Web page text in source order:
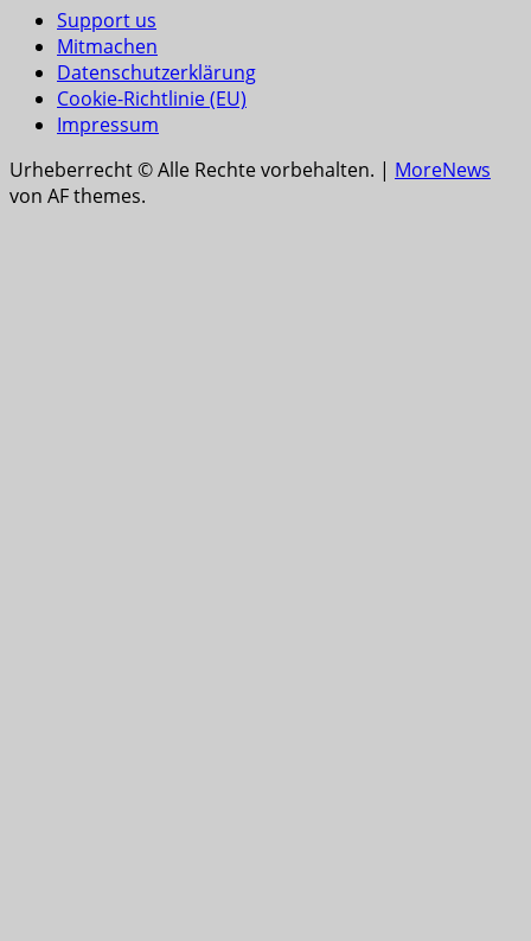
Support us
Mitmachen
Datenschutzerklärung
Cookie-Richtlinie (EU)
Impressum
Urheberrecht © Alle Rechte vorbehalten. | MoreNews
von AF themes.